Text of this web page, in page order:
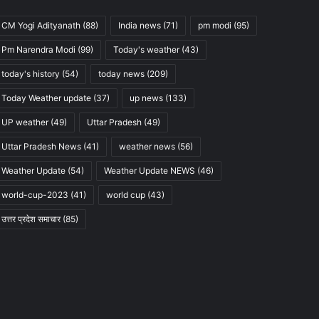
CM Yogi Adityanath(88) India news(71) pm modi (95)
Pm Narendra Modi (99) Today's weather(43)
today's history (54) today news(209)
Today Weather update(37) up news(133)
UP weather(49) Uttar Pradesh(49)
Uttar Pradesh News(41) weather news(56)
Weather Update(54) Weather Update NEWS (46)
world-cup-2023 (41) world cup(43)
उत्तर प्रदेश समाचार(85)